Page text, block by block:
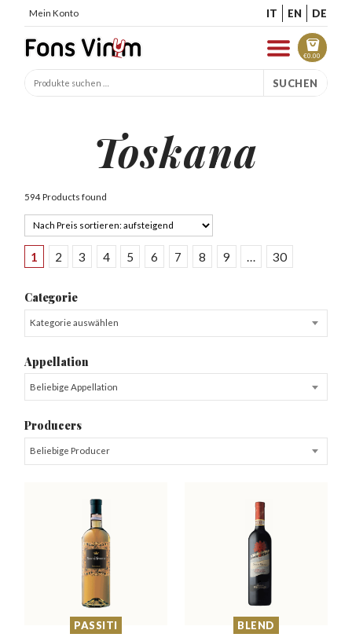
Mein Konto IT EN DE
€0.00
SUCHEN
Toskana
594 Products found
1 2 3 4 5 6 7 8 9 … 30
Categorie
Kategorie auswählen
Appellation
Beliebige Appellation
Producers
Beliebige Producer
PASSITI BLEND